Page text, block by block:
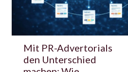
Mit PR-Advertorials
den Unterschied